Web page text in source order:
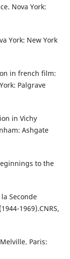
Nova York:
York: New York
in french film:
Palgrave
in Vichy
Ashgate
to the
Seconde
1969).CNRS,
Paris: